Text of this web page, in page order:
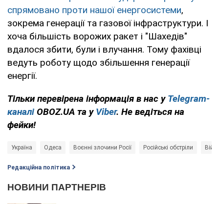
спрямовано проти нашої енергосистеми,
зокрема генерації та газової інфраструктури. І
хоча більшість ворожих ракет і "Шахедів"
вдалося збити, були і влучання. Тому фахівці
ведуть роботу щодо збільшення генерації
енергії.
Тільки перевірена інформація в нас у Telegram-
каналі OBOZ.UA та у Viber. Не ведіться на
фейки!
Україна Одеса Воєнні злочини Росії Російські обстріли
Редакційна політика